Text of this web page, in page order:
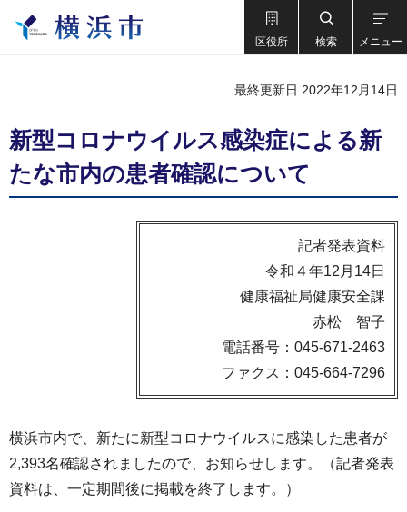
区役所 検索 メニュー
最終更新日 2022年12月14日
新型コロナウイルス感染症による新
たな市内の患者確認について
記者発表資料
令和４年12月14日
健康福祉局健康安全課
赤松 智子
電話番号：045-671-2463
ファクス：045-664-7296
横浜市内で、新たに新型コロナウイルスに感染した患者が
2,393名確認されましたので、お知らせします。（記者発表
資料は、一定期間後に掲載を終了します。）